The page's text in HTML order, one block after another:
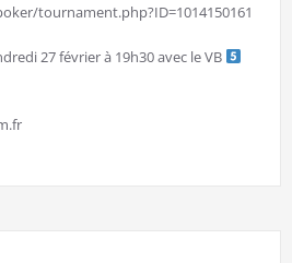
tournament.php?ID=1014150161
27 février à 19h30 avec le VB